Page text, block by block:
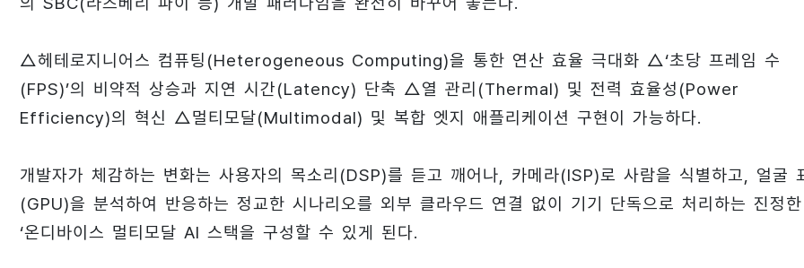
△헤테로지니어스 컴퓨팅(Heterogeneous Computing)을 통한 연산 효율 극대화 △‘초당 프레임 수
(FPS)’의 비약적 상승과 지연 시간(Latency) 단축 △열 관리(Thermal) 및 전력 효율성(Power
Efficiency)의 혁신 △멀티모달(Multimodal) 및 복합 엣지 애플리케이션 구현이 가능하다.
개발자가 체감하는 변화는 사용자의 목소리(DSP)를 듣고 깨어나, 카메라(ISP)로 사람을 식별하고, 얼굴
(GPU)을 분석하여 반응하는 정교한 시나리오를 외부 클라우드 연결 없이 기기 단독으로 처리하는 진정한
‘온디바이스 멀티모달 AI 스택을 구성할 수 있게 된다.